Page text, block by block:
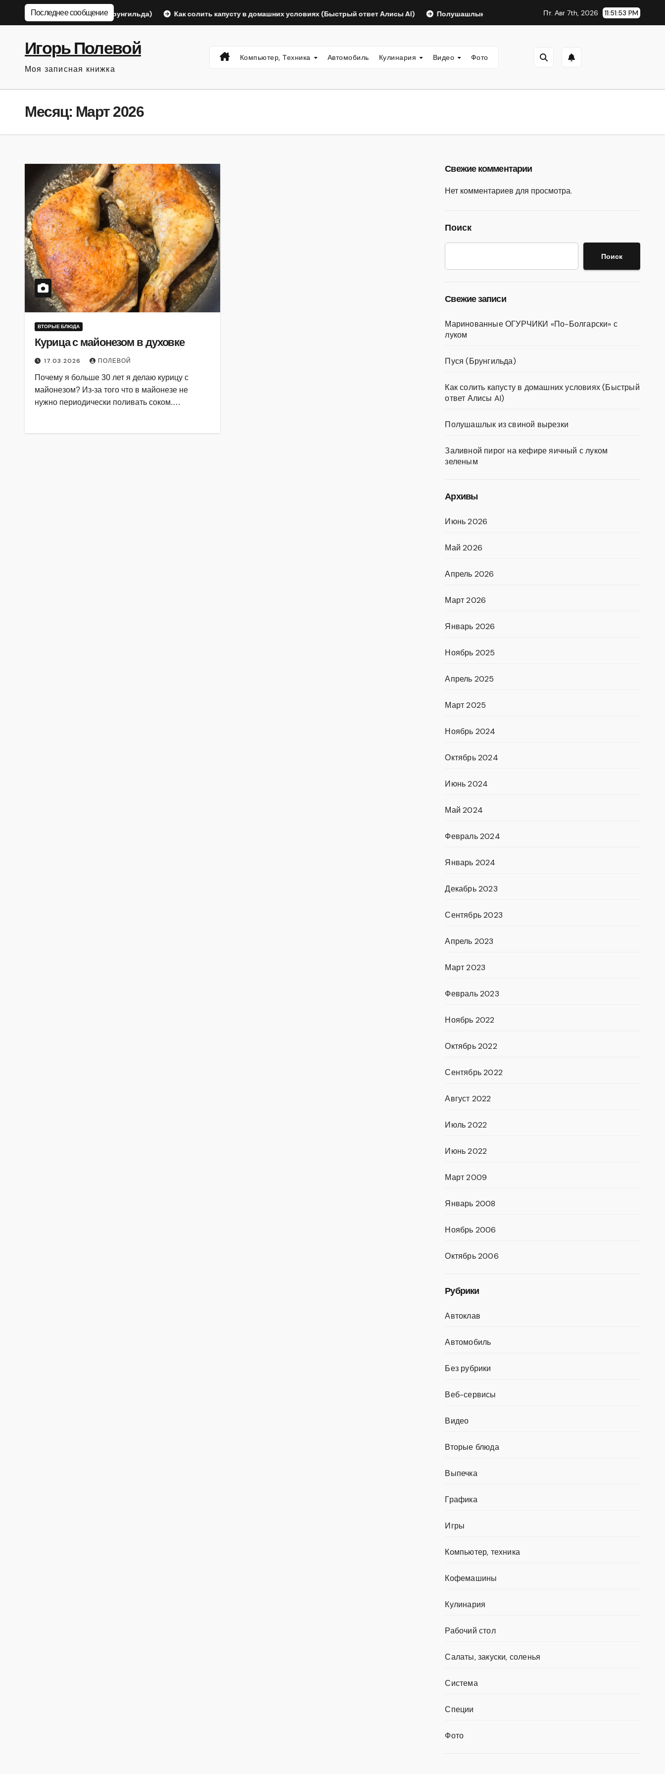
Перейти
Последнее сообщение
с луком Пуся (Брунгильда) Как солить капусту в домашних условиях (Быстрый ответ Алисы AI) Полушашлык из свиной вырезки Заливной пирог на кефире
Пт. Авг 7th, 2026 11:51:54 PM
Игорь Полевой
Моя записная книжка
Компьютер, Техника Автомобиль Кулинария Видео Фото
Месяц: Март 2026
ВТОРЫЕ БЛЮДА
Курица с майонезом в духовке
17.03.2026 ПОЛЕВОЙ
Почему я больше 30 лет я делаю курицу с
майонезом? Из-за того что в майонезе не
нужно периодически поливать соком.…
Свежие комментарии
Нет комментариев для просмотра.
Поиск
Поиск
Свежие записи
Маринованные ОГУРЧИКИ «По-Болгарски» с
луком
Пуся (Брунгильда)
Как солить капусту в домашних условиях (Быстрый
ответ Алисы AI)
Полушашлык из свиной вырезки
Заливной пирог на кефире яичный с луком
зеленым
Архивы
Июнь 2026
Май 2026
Апрель 2026
Март 2026
Январь 2026
Ноябрь 2025
Апрель 2025
Март 2025
Ноябрь 2024
Октябрь 2024
Июнь 2024
Май 2024
Февраль 2024
Январь 2024
Декабрь 2023
Сентябрь 2023
Апрель 2023
Март 2023
Февраль 2023
Ноябрь 2022
Октябрь 2022
Сентябрь 2022
Август 2022
Июль 2022
Июнь 2022
Март 2009
Январь 2008
Ноябрь 2006
Октябрь 2006
Рубрики
Автоклав
Автомобиль
Без рубрики
Веб-сервисы
Видео
Вторые блюда
Выпечка
Графика
Игры
Компьютер, техника
Кофемашины
Кулинария
Рабочий стол
Салаты, закуски, соленья
Система
Специи
Фото